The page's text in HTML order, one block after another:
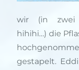
wir (in zwei
hihihi…) die
gestapelt.